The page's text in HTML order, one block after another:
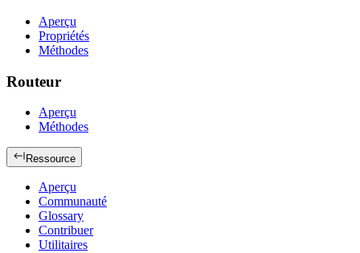
Aperçu
Propriétés
Méthodes
Routeur
Aperçu
Méthodes
Ressource
Aperçu
Communauté
Glossary
Contribuer
Utilitaires